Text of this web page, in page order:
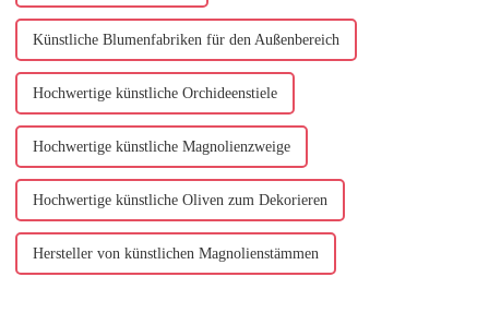
Künstliche Blumenfabriken für den Außenbereich
Hochwertige künstliche Orchideenstiele
Hochwertige künstliche Magnolienzweige
Hochwertige künstliche Oliven zum Dekorieren
Hersteller von künstlichen Magnolienstämmen